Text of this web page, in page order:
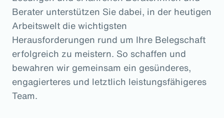
Berater unterstützen Sie dabei, in der heutigen
Arbeitswelt die wichtigsten
Herausforderungen rund um Ihre Belegschaft
erfolgreich zu meistern. So schaffen und
bewahren wir gemeinsam ein gesünderes,
engagierteres und letztlich leistungsfähigeres
Team.